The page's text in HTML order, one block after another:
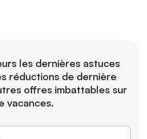
les dernières astuces
réductions de dernière
offres imbattables sur
vacances.